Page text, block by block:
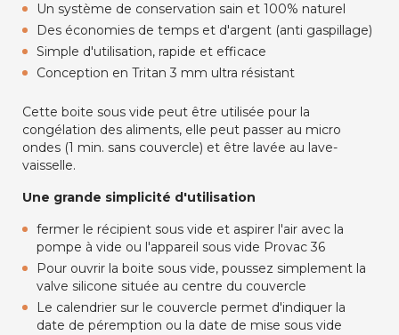
Un système de conservation sain et 100% naturel
Des économies de temps et d'argent (anti gaspillage)
Simple d'utilisation, rapide et efficace
Conception en Tritan 3 mm ultra résistant
Cette boite sous vide peut être utilisée pour la
congélation des aliments, elle peut passer au micro
ondes (1 min. sans couvercle) et être lavée au lave-
vaisselle.
Une grande simplicité d'utilisation
fermer le récipient sous vide et aspirer l'air avec la
pompe à vide ou l'appareil sous vide Provac 36
Pour ouvrir la boite sous vide, poussez simplement la
valve silicone située au centre du couvercle
Le calendrier sur le couvercle permet d'indiquer la
date de péremption ou la date de mise sous vide